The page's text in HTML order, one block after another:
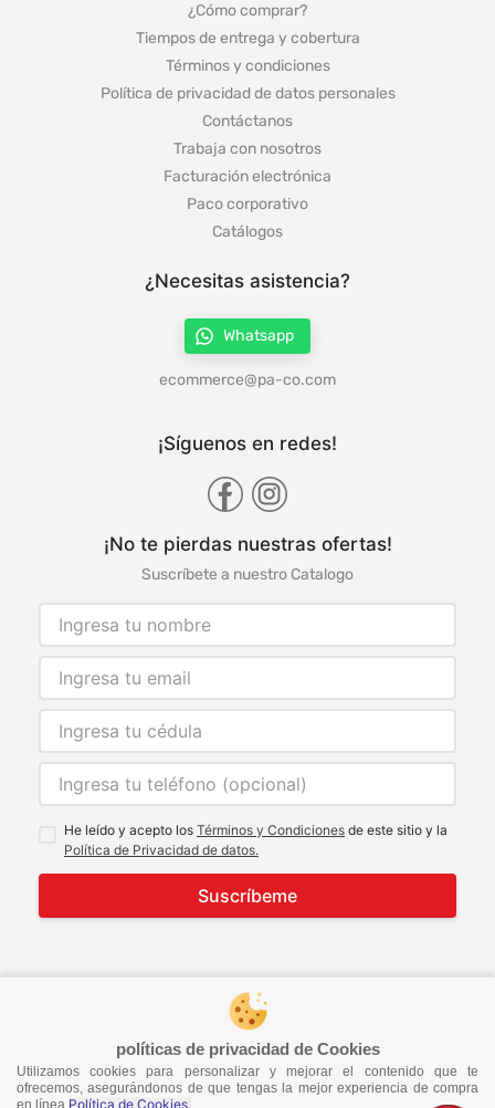
políticas de privacidad de Cookies
Utilizamos cookies para personalizar y mejorar el contenido que te
ofrecemos, asegurándonos de que tengas la mejor experiencia de compra
en línea Política de Cookies.
¿Cómo comprar?
Tiempos de entrega y cobertura
Términos y condiciones
Política de privacidad de datos personales
Contáctanos
Trabaja con nosotros
Facturación electrónica
Paco corporativo
Catálogos
¿Necesitas asistencia?
Whatsapp
ecommerce@pa-co.com
¡Síguenos en redes!
¡No te pierdas nuestras ofertas!
Suscríbete a nuestro Catalogo
He leído y acepto los Términos y Condiciones de este sitio y la
Política de Privacidad de datos.
Suscríbeme
© 2021 Todos los derechos reservados
developed by